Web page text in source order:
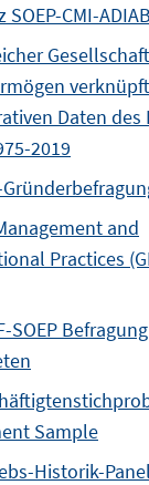
SOEP-CMI-ADIAB
Daten des
2019
and
Practices
SOEP
Sample
Historik-